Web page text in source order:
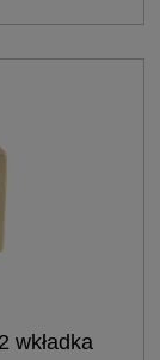
wkładka